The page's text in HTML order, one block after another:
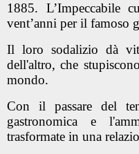
1885. L’Impeccabile
vent’anni per il famoso
Il loro sodalizio dà
dell'altro, che
mondo.
Con il passare del
gastronomica e
trasformate in una